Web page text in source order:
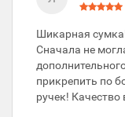
Шикарная
Сначала не
прикрепить по
ручек!